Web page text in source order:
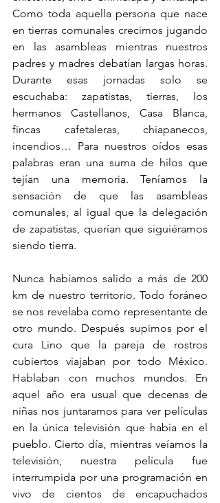
Como toda aquella persona que nace
en tierras comunales crecimos jugando
en las asambleas mientras nuestros
padres y madres debatían largas horas.
Durante esas jornadas solo se
escuchaba: zapatistas, tierras, los
hermanos Castellanos, Casa Blanca,
fincas cafetaleras, chiapanecos,
incendios… Para nuestros oídos esas
palabras eran una suma de hilos que
tejían una memoria. Teníamos la
sensación de que las asambleas
comunales, al igual que la delegación
de zapatistas, querían que siguiéramos
siendo tierra.
Nunca habíamos salido a más de 200
km de nuestro territorio. Todo foráneo
se nos revelaba como representante de
otro mundo. Después supimos por el
cura Lino que la pareja de rostros
cubiertos viajaban por todo México.
Hablaban con muchos mundos. En
aquel año era usual que decenas de
niñas nos juntaramos para ver películas
en la única televisión que había en el
pueblo. Cierto día, mientras veíamos la
televisión, nuestra película fue
interrumpida por una programación en
vivo de cientos de encapuchados